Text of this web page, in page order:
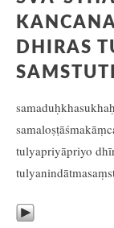
DHIRAS
tulyapriyāpriyo